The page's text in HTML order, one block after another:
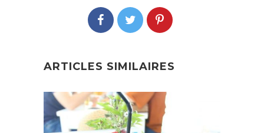
ARTICLES SIMILAIRES